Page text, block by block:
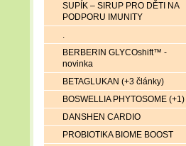
SUPÍK – SIRUP PRO DĚTI NA
PODPORU IMUNITY
.
BERBERIN GLYCOshift™ -
novinka
BETAGLUKAN (+3 články)
BOSWELLIA PHYTOSOME (+1)
DANSHEN CARDIO
PROBIOTIKA BIOME BOOST